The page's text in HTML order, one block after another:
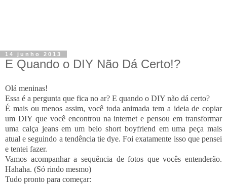
14 junho 2013
E Quando o DIY Não Dá Certo!?
Olá meninas!
Essa é a pergunta que fica no ar? E quando o DIY não dá certo?
É mais ou menos assim, você toda animada tem a ideia de copiar
um DIY que você encontrou na internet e pensou em transformar
uma calça jeans em um belo short boyfriend em uma peça mais
atual e seguindo a tendência tie dye. Foi exatamente isso que pensei
e tentei fazer.
Vamos acompanhar a sequência de fotos que vocês entenderão.
Hahaha. (Só rindo mesmo)
Tudo pronto para começar: